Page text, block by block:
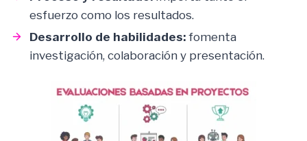
esfuerzo como los resultados.
Desarrollo de habilidades: fomenta
investigación, colaboración y presentación.